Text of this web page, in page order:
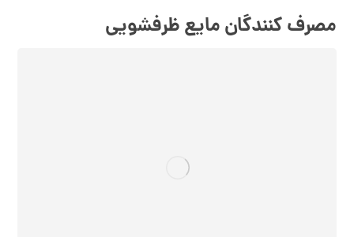
مصرف کنندگان مایع ظرفشویی